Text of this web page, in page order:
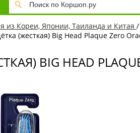
из Кореи, Японии, Таиланда и Китая /
(жесткая) Big Head Plaque Zero
BIG HEAD